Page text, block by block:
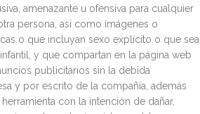
amenazante u ofensiva para cualquier
persona, así como imágenes o
o que incluyan sexo explícito o que sea
y que compartan en la página web
publicitarios sin la debida
y por escrito de la compañía, además
con la intención de dañar,